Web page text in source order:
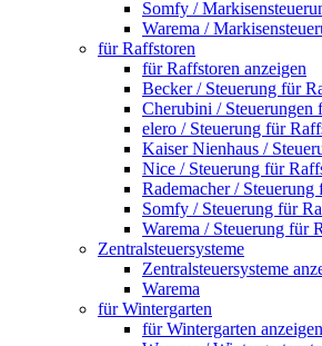
Somfy /
Warema /
für Raffstoren
für Raffstoren anzeigen
Becker / Steuerung für
Cherubini / Steuerungen
elero / Steuerung für
Kaiser Nienhaus /
Nice / Steuerung für
Rademacher / Steuerung
Somfy / Steuerung für
Warema / Steuerung für
Zentralsteuersysteme
Zentralsteuersysteme
Warema
für Wintergarten
für Wintergarten anzeigen